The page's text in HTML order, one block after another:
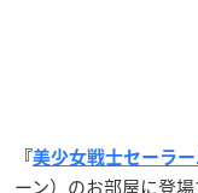
『美少女戦士セーラー
ーン）のお部屋に登